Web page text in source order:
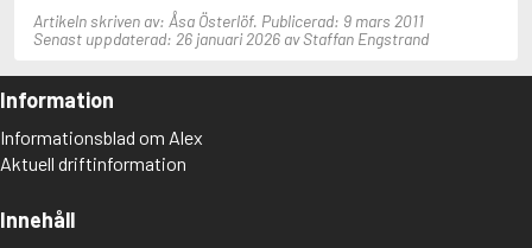
Artikeln skriven av: Åsa Österlöf. Publicerad: 9 mars 2011
Senast uppdaterad: 26 januari 2026 av Staffan Engstrand
Information
Informationsblad om Alex
Aktuell driftinformation
Innehåll